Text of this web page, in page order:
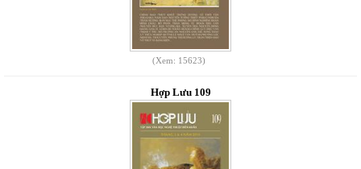
(Xem: 15623)
Hợp Lưu 109